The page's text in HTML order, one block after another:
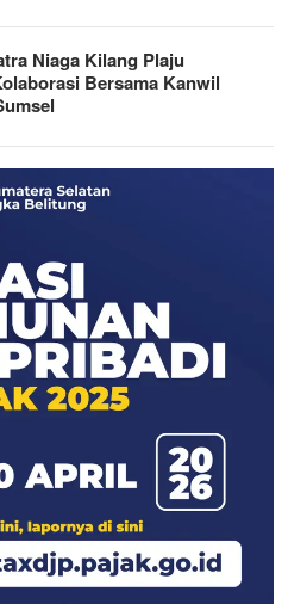
Niaga Kilang Plaju
Bersama Kanwil